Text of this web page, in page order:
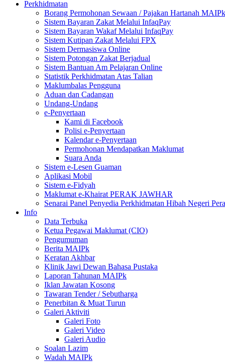
Perkhidmatan
Borang Permohonan Sewaan / Pajakan Hartanah MAIPk
Sistem Bayaran Zakat Melalui InfaqPay
Sistem Bayaran Wakaf Melalui InfaqPay
Sistem Kutipan Zakat Melalui FPX
Sistem Dermasiswa Online
Sistem Potongan Zakat Berjadual
Sistem Bantuan Am Pelajaran Online
Statistik Perkhidmatan Atas Talian
Maklumbalas Pengguna
Aduan dan Cadangan
Undang-Undang
e-Penyertaan
Kami di Facebook
Polisi e-Penyertaan
Kalendar e-Penyertaan
Permohonan Mendapatkan Maklumat
Suara Anda
Sistem e-Lesen Guaman
Aplikasi Mobil
Sistem e-Fidyah
Maklumat e-Khairat PERAK JAWHAR
Senarai Panel Penyedia Perkhidmatan Hibah Negeri
Info
Data Terbuka
Ketua Pegawai Maklumat (CIO)
Pengumuman
Berita MAIPk
Keratan Akhbar
Klinik Jawi Dewan Bahasa Pustaka
Laporan Tahunan MAIPk
Iklan Jawatan Kosong
Tawaran Tender / Sebutharga
Penerbitan & Muat Turun
Galeri Aktiviti
Galeri Foto
Galeri Video
Galeri Audio
Soalan Lazim
Wadah MAIPk